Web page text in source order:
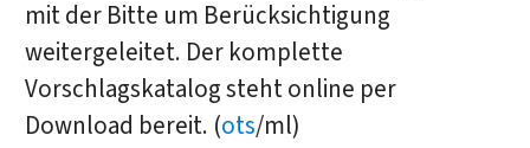
mit der Bitte um Berücksichtigung
weitergeleitet. Der komplette
Vorschlagskatalog steht online per
Download bereit. (ots/ml)